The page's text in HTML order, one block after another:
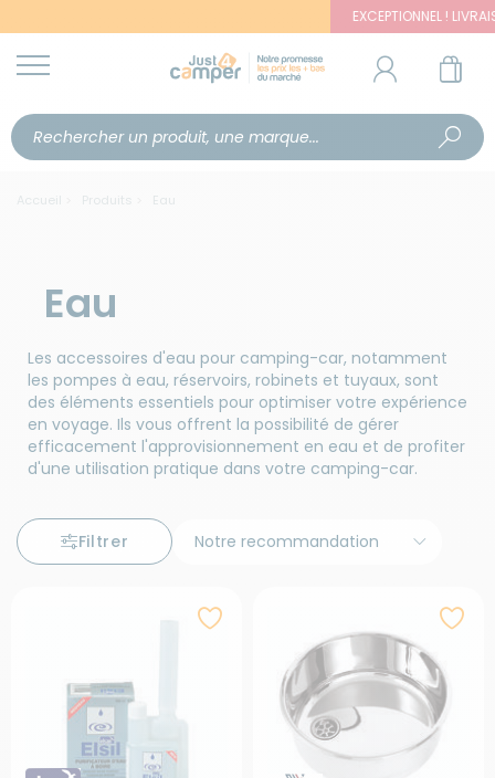
EXCEPTIONNEL ! LIVRAISON
Accueil Produits Eau
Eau
Les accessoires d'eau pour camping-car, notamment
les pompes à eau, réservoirs, robinets et tuyaux, sont
des éléments essentiels pour optimiser votre expérience
en voyage. Ils vous offrent la possibilité de gérer
efficacement l'approvisionnement en eau et de profiter
d'une utilisation pratique dans votre camping-car.
Filtrer